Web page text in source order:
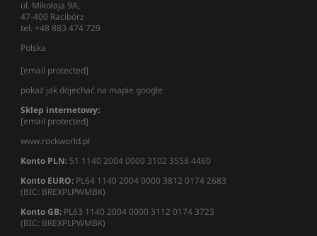
ul. Mikołaja 9A,
47-400 Racibórz
tel. +48 883 474 729
Polska
[email protected]
pokaż jak dojechać na mapie google
Sklep internetowy:
[email protected]
www.rockworld.pl
Konto PLN: 51 1140 2004 0000 3102 3558 4460
Konto EURO: PL64 1140 2004 0000 3812 0174 2683
(BIC: BREXPLPWMBK)
Konto GB: PL63 1140 2004 0000 3112 0174 3723
(BIC: BREXPLPWMBK)